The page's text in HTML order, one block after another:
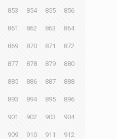
853 854 855 856
861 862 863 864
869 870 871 872
877 878 879 880
885 886 887 888
893 894 895 896
901 902 903 904
909 910 911 912